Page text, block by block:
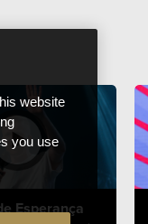
Esperança
website
you use